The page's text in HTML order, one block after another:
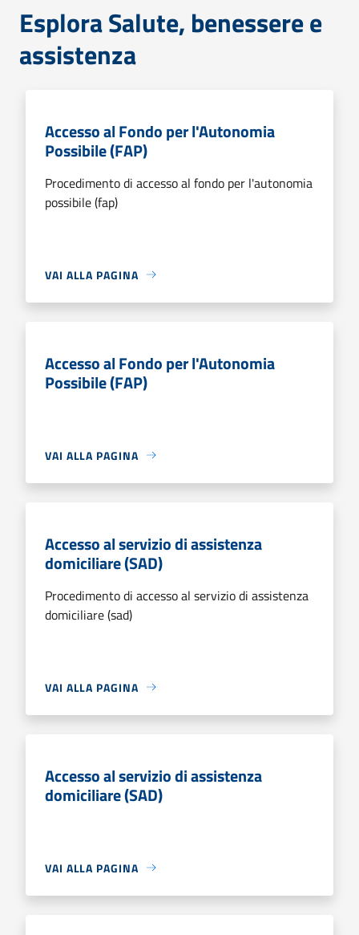
Esplora Salute, benessere e
assistenza
Accesso al Fondo per l'Autonomia
Possibile (FAP)
Procedimento di accesso al fondo per l'autonomia
possibile (fap)
VAI ALLA PAGINA
Accesso al Fondo per l'Autonomia
Possibile (FAP)
VAI ALLA PAGINA
Accesso al servizio di assistenza
domiciliare (SAD)
Procedimento di accesso al servizio di assistenza
domiciliare (sad)
VAI ALLA PAGINA
Accesso al servizio di assistenza
domiciliare (SAD)
VAI ALLA PAGINA